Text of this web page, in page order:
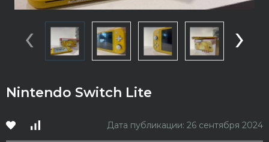
‹ ›
Nintendo Switch Lite
Дата публикации: 26 сентября 2024